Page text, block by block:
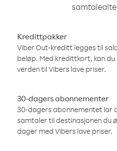
Kredittpakker
Viber Out-kreditt legges til
beløp. Med kredittkort, kan
verden til Vibers lave priser.
30-dagers abonnementer
30-dagers abonnementet lar
samtaler til destinasjonen du
dager med Vibers lave priser.